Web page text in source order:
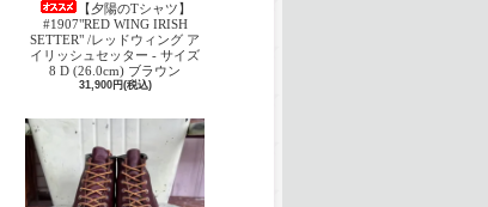
【夕陽のTシャツ】
#1907"RED WING IRISH
SETTER" /レッドウィング ア
イリッシュセッター - サイズ
8 D (26.0cm) ブラウン
31,900円(税込)